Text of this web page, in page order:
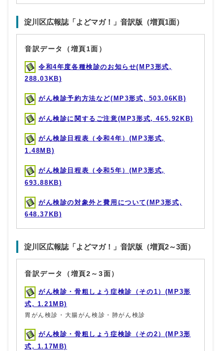
淀川区広報誌「よどマガ！」音訳版（増頁1面）
音訳データ（増頁1面）
令和4年度各種検診のお知らせ(MP3形式,
288.03KB)
がん検診予約方法など(MP3形式, 503.06KB)
がん検診に関するご注意(MP3形式, 465.92KB)
がん検診日程表（令和4年）(MP3形式,
1.48MB)
がん検診日程表（令和5年）(MP3形式,
693.88KB)
がん検診の対象外と費用について(MP3形式,
648.37KB)
淀川区広報誌「よどマガ！」音訳版（増頁2～3面）
音訳データ（増頁2～3面）
がん検診・骨粗しょう症検診（その1）(MP3形
式, 1.21MB)
胃がん検診・大腸がん検診・肺がん検診
がん検診・骨粗しょう症検診（その2）(MP3形
式, 1.17MB)